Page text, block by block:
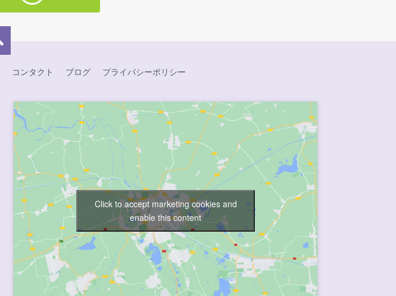
コンタクト ブログ プライバシーポリシー
Click to accept marketing cookies and
enable this content